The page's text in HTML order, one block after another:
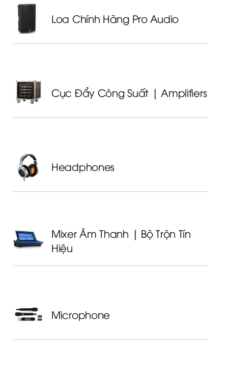
Loa Chính Hãng Pro Audio
Cục Đẩy Công Suất | Amplifiers
Headphones
Mixer Âm Thanh | Bộ Trộn Tín
Hiệu
Microphone